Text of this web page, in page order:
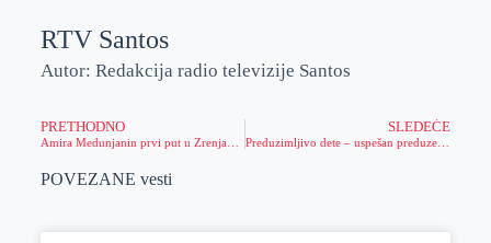
RTV Santos
Autor: Redakcija radio televizije Santos
PRETHODNO
Amira Medunjanin prvi put u Zrenjaninu
SLEDEĆE
POVEZANE vesti